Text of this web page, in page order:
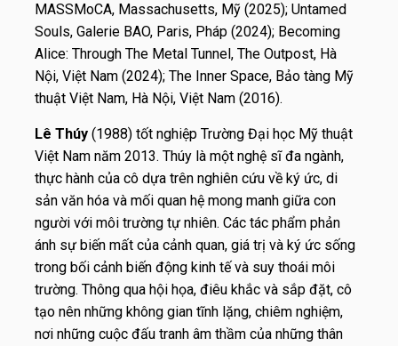
MASSMoCA, Massachusetts, Mỹ (2025); Untamed
Souls, Galerie BAO, Paris, Pháp (2024); Becoming
Alice: Through The Metal Tunnel, The Outpost, Hà
Nội, Việt Nam (2024); The Inner Space, Bảo tàng Mỹ
thuật Việt Nam, Hà Nội, Việt Nam (2016).
Lê Thúy (1988) tốt nghiệp Trường Đại học Mỹ thuật
Việt Nam năm 2013. Thúy là một nghệ sĩ đa ngành,
thực hành của cô dựa trên nghiên cứu về ký ức, di
sản văn hóa và mối quan hệ mong manh giữa con
người với môi trường tự nhiên. Các tác phẩm phản
ánh sự biến mất của cảnh quan, giá trị và ký ức sống
trong bối cảnh biến động kinh tế và suy thoái môi
trường. Thông qua hội họa, điêu khắc và sắp đặt, cô
tạo nên những không gian tĩnh lặng, chiêm nghiệm,
nơi những cuộc đấu tranh âm thầm của những thân